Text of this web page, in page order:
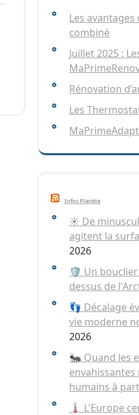
Les
combiné
Juillet 2025 :
Rénovation
Les
Infos Planète
☀️ De
agitent la
2026
🛡️ Un bouclier
dessus de
👣 Décalage
vie moderne
2026
🐜 Quand les
envahissantes
humains à
🌡️ L'Europe